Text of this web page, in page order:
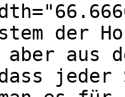
der
aus
jeder